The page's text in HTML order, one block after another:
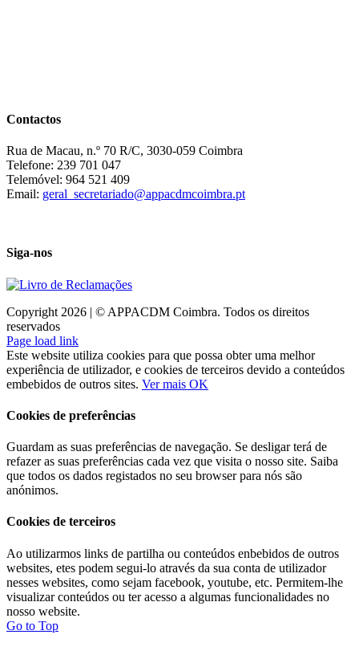
Contactos
Rua de Macau, n.º 70 R/C, 3030-059 Coimbra
Telefone: 239 701 047
Telemóvel: 964 521 409
Email: geral_secretariado@appacdmcoimbra.pt
Siga-nos
Copyright 2026 | © APPACDM Coimbra. Todos os direitos
reservados
Page load link
Este website utiliza cookies para que possa obter uma melhor
experiência de utilizador, e cookies de terceiros devido a conteúdos
embebidos de outros sites. Ver mais OK
Cookies de preferências
Guardam as suas preferências de navegação. Se desligar terá de
refazer as suas preferências cada vez que visita o nosso site. Saiba
que todos os dados registados no seu browser para nós são
anónimos.
Cookies de terceiros
Ao utilizarmos links de partilha ou conteúdos enbebidos de outros
websites, etes podem segui-lo através da sua conta de utilizador
nesses websites, como sejam facebook, youtube, etc. Permitem-lhe
visualizar conteúdos ou ter acesso a algumas funcionalidades no
nosso website.
Go to Top